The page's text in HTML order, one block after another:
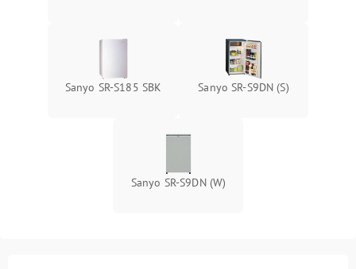
Sanyo SR-S185 SBK Sanyo SR-S9DN (S)
Sanyo SR-S9DN (W)